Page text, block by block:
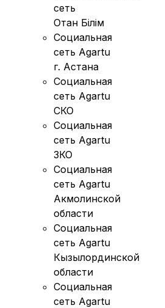
сеть
Отан Бiлiм
Социальная
сеть Agartu
г. Астана
Социальная
сеть Agartu
СКО
Социальная
сеть Agartu
ЗКО
Социальная
сеть Agartu
Акмолинской
области
Социальная
сеть Agartu
Кызылординской
области
Социальная
сеть Agartu